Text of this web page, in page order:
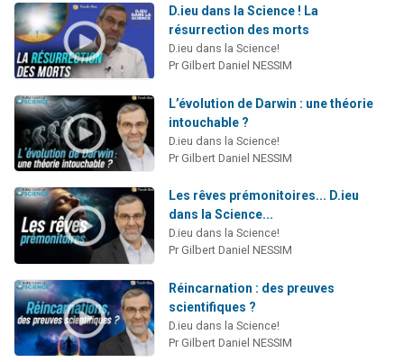
D.ieu dans la Science ! La
résurrection des morts
D.ieu dans la Science!
Pr Gilbert Daniel NESSIM
L’évolution de Darwin : une théorie
intouchable ?
D.ieu dans la Science!
Pr Gilbert Daniel NESSIM
Les rêves prémonitoires... D.ieu
dans la Science...
D.ieu dans la Science!
Pr Gilbert Daniel NESSIM
Réincarnation : des preuves
scientifiques ?
D.ieu dans la Science!
Pr Gilbert Daniel NESSIM